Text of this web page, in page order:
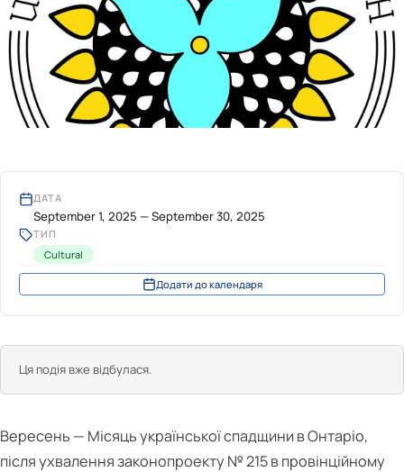
Ця подія вже відбулася.
Вересень — Місяць української спадщини в Онтаріо,
після ухвалення законопроекту № 215 в провінційному
ДАТА
September 1, 2025 — September 30, 2025
ТИП
Cultural
Додати до календаря